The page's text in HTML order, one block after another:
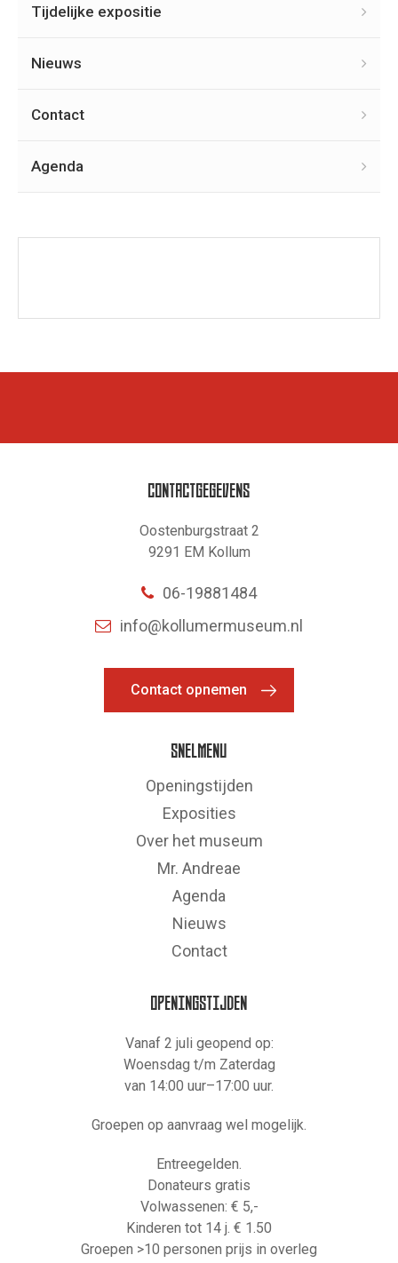
Tijdelijke expositie
Nieuws
Contact
Agenda
CONTACTGEGEVENS
Oostenburgstraat 2
9291 EM Kollum
06-19881484
info@kollumermuseum.nl
Contact opnemen
SNELMENU
Openingstijden
Exposities
Over het museum
Mr. Andreae
Agenda
Nieuws
Contact
OPENINGSTIJDEN
Vanaf 2 juli geopend op:
Woensdag t/m Zaterdag
van 14:00 uur–17:00 uur.
Groepen op aanvraag wel mogelijk.
Entreegelden.
Donateurs gratis
Volwassenen: € 5,-
Kinderen tot 14 j. € 1.50
Groepen >10 personen prijs in overleg